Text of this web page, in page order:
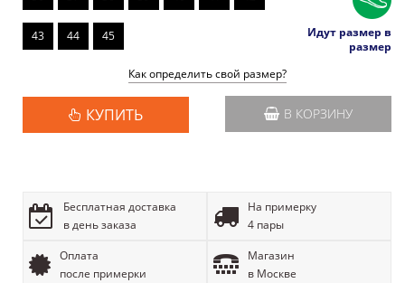
43 44 45
Идут размер в
размер
Как определить свой размер?
КУПИТЬ В КОРЗИНУ
Бесплатная доставка
в день заказа
На примерку
4 пары
Оплата
после примерки
Магазин
в Москве